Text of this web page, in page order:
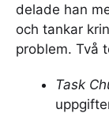
delade han
och tankar
problem. Två
Task